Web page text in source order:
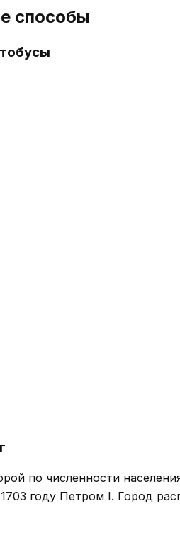
способы
по численности
году Петром I. Город